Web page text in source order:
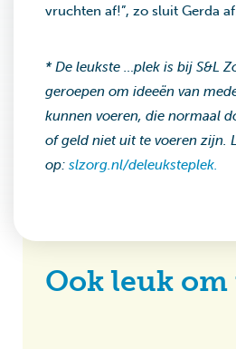
vruchten af!”, zo sluit Gerda
* De leukste …plek is bij S&L
geroepen om ideeën van
kunnen voeren, die normaal
of geld niet uit te voeren zijn.
op: slzorg.nl/deleuksteplek.
Ook leuk om